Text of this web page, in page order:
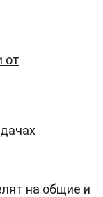
от
на общие и